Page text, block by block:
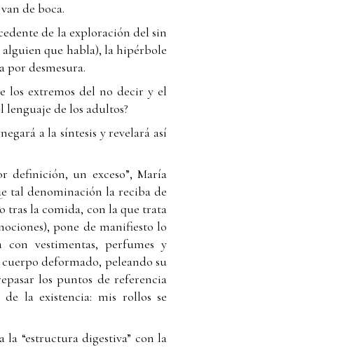
de boca.
de la exploración del sin
que habla), la hipérbole
por desmesura.
los extremos del no decir y el
de los adultos?
a la síntesis y revelará así
definición, un exceso”, María
tal denominación la reciba de
tras la comida, con la que trata
pone de manifiesto lo
vestimentas, perfumes y
deformado, peleando su
los puntos de referencia
la existencia: mis rollos se
“estructura digestiva” con la